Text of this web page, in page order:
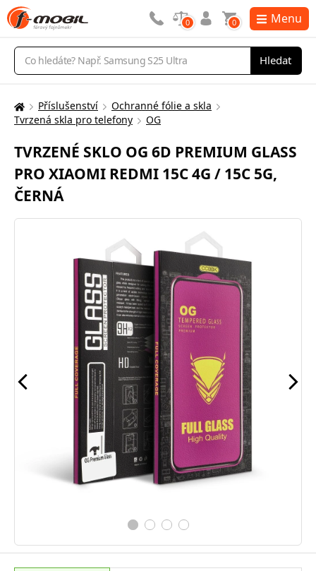
Vyhledávání
Hledat
0 0 Menu
Zde
nacházíte:
Příslušenství
Ochranné fólie a skla
Tvrzená skla pro telefony
OG
TVRZENÉ SKLO OG 6D PREMIUM GLASS
PRO XIAOMI REDMI 15C 4G / 15C 5G,
ČERNÁ